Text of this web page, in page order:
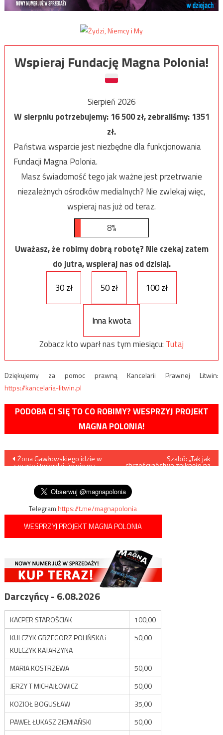
Wspieraj Fundację Magna Polonia!
Sierpień 2026
W sierpniu potrzebujemy:16 500zł, zebraliśmy:1351
zł.
Państwa wsparcie jest niezbędne dla funkcjonowania
Fundacji Magna Polonia.
Masz świadomość tego jak ważne jest przetrwanie
niezależnych ośrodków medialnych? Nie zwlekaj więc,
wspieraj nas już od teraz.
8%
Uważasz, że robimy dobrą robotę? Nie czekaj zatem
do jutra, wspieraj nas od dzisiaj.
30 zł
50 zł 100 zł
Inna kwota
Zobacz kto wparł nas tym miesiącu: Tutaj
Dziękujemy za pomoc prawną Kancelarii Prawnej Litwin:
https://kancelaria-litwin.pl
PODOBA CI SIĘ TO CO ROBIMY? WESPRZYJ PROJEKT
MAGNA POLONIA!
Nawigacja
Żona Gawłowskiego idzie w
zaparte i twierdzi, że nie ma
Szabó: „Tak jak
chrześcijaństwo zniknęło na
Telegramhttps://t.me/magnapolonia
WESPRZYJ PROJEKT MAGNA POLONIA
Darczyńcy - 6.08.2026
KACPER STAROŚCIAK
100,00
KULCZYK GRZEGORZ POLIŃSKA i
KULCZYK KATARZYNA
50,00
MARIA KOSTRZEWA
50,00
JERZY T MICHAJŁOWICZ
50,00
KOZIOŁ BOGUSŁAW
35,00
PAWEŁ ŁUKASZ ZIEMIAŃSKI
50,00